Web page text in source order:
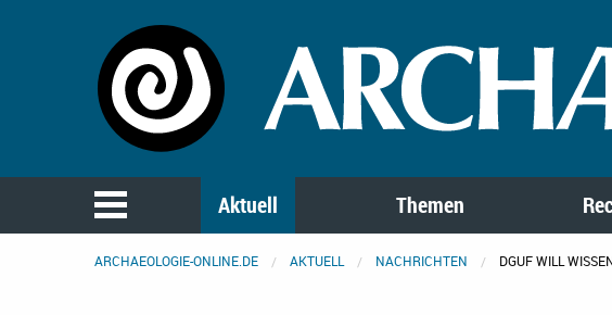
Aktuell Themen
ARCHAEOLOGIE-ONLINE.DE AKTUELL NACHRICHTEN DGUF WILL